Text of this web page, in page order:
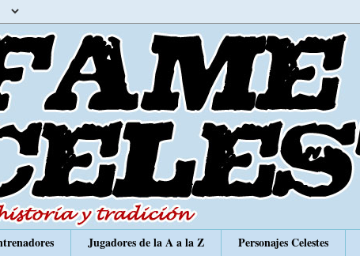
Jugadores de la A a la Z Personajes Celestes